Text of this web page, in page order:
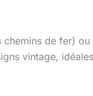
chemins de fer) ou
vintage,